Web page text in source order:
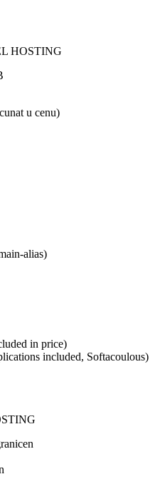
HOSTING
u cenu)
alias)
in price)
included, Softacoulous)